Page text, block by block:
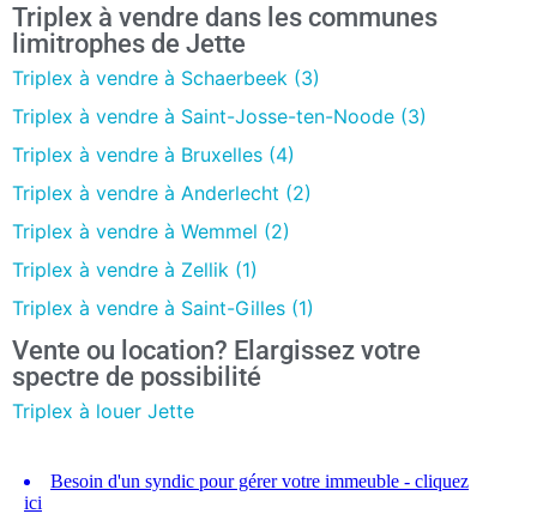
Triplex à vendre dans les communes
limitrophes de Jette
Triplex à vendre à Schaerbeek (3)
Triplex à vendre à Saint-Josse-ten-Noode (3)
Triplex à vendre à Bruxelles (4)
Triplex à vendre à Anderlecht (2)
Triplex à vendre à Wemmel (2)
Triplex à vendre à Zellik (1)
Triplex à vendre à Saint-Gilles (1)
Vente ou location? Elargissez votre
spectre de possibilité
Triplex à louer Jette